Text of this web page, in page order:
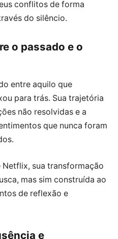
conflitos de forma
do silêncio.
o passado e o
entre aquilo que
para trás. Sua trajetória
não resolvidas e a
que nunca foram
sua transformação
mas sim construída ao
de reflexão e
e